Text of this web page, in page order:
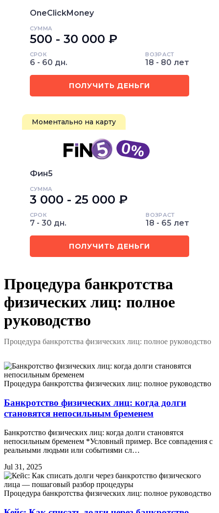
OneClickMoney
СУММА
500 - 30 000 ₽
СРОК
6 - 60 дн.
ВОЗРАСТ
18 - 80 лет
ПОЛУЧИТЬ ДЕНЬГИ
Моментально на карту
Фин5
СУММА
3 000 - 25 000 ₽
СРОК
7 - 30 дн.
ВОЗРАСТ
18 - 65 лет
ПОЛУЧИТЬ ДЕНЬГИ
Процедура банкротства
физических лиц: полное
руководство
Процедура банкротства физических лиц: полное руководство
Процедура банкротства физических лиц: полное руководство
Банкротство физических лиц: когда долги
становятся непосильным бременем
Банкротство физических лиц: когда долги становятся
непосильным бременем *Условный пример. Все совпадения с
реальными людьми или событиями сл…
Jul 31, 2025
Процедура банкротства физических лиц: полное руководство